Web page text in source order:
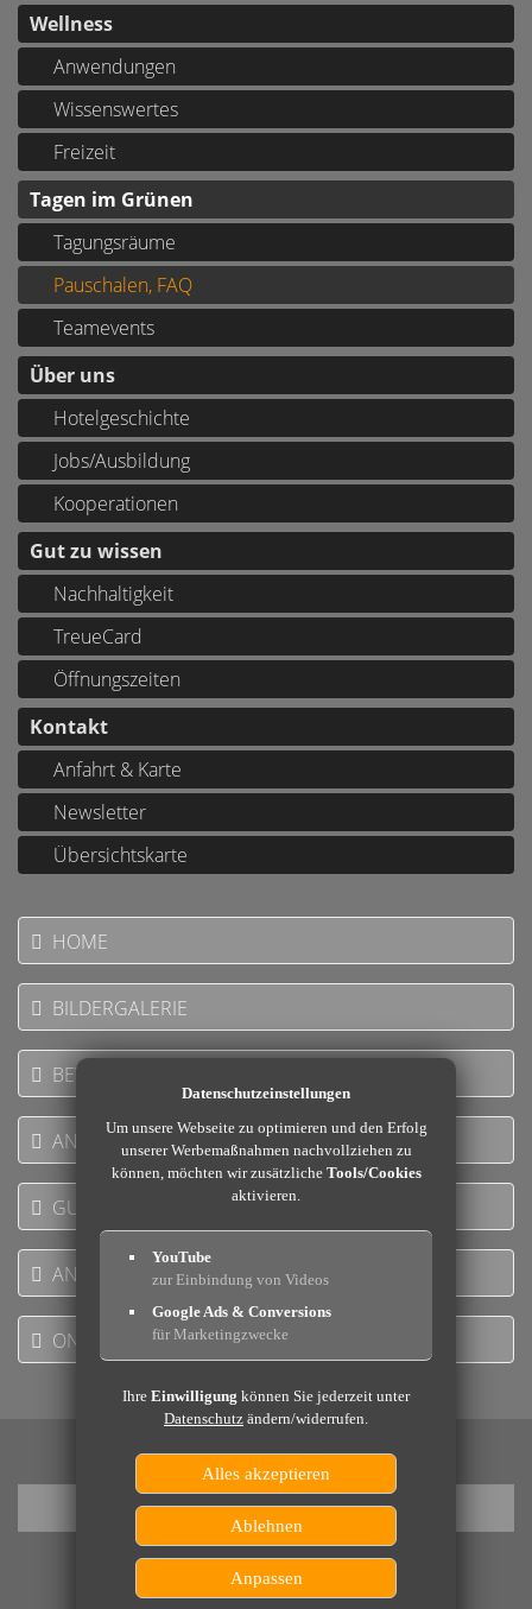
Wellness
Anwendungen
Wissenswertes
Freizeit
Tagen im Grünen
Tagungsräume
Pauschalen, FAQ
Teamevents
Über uns
Hotelgeschichte
Jobs/Ausbildung
Kooperationen
Gut zu wissen
Nachhaltigkeit
TreueCard
Öffnungszeiten
Kontakt
Anfahrt & Karte
Newsletter
Übersichtskarte
HOME
BILDERGALERIE
BEWERTUNGEN
ANGEBOTE
GUTSCHEINE
ANFRAGE
ONLINE BUCHEN
Datenschutzeinstellungen
Um unsere Webseite zu optimieren und den Erfolg
unserer Werbemaßnahmen nachvollziehen zu
können, möchten wir zusätzliche Tools/Cookies
aktivieren.
YouTube
zur Einbindung von Videos
Google Ads & Conversions
für Marketingzwecke
Ihre Einwilligung können Sie jederzeit unter
Datenschutz ändern/widerrufen.
Alles akzeptieren
Ablehnen
Anpassen